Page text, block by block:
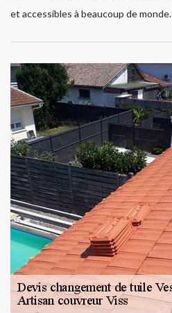
et accessibles à beaucoup de monde.